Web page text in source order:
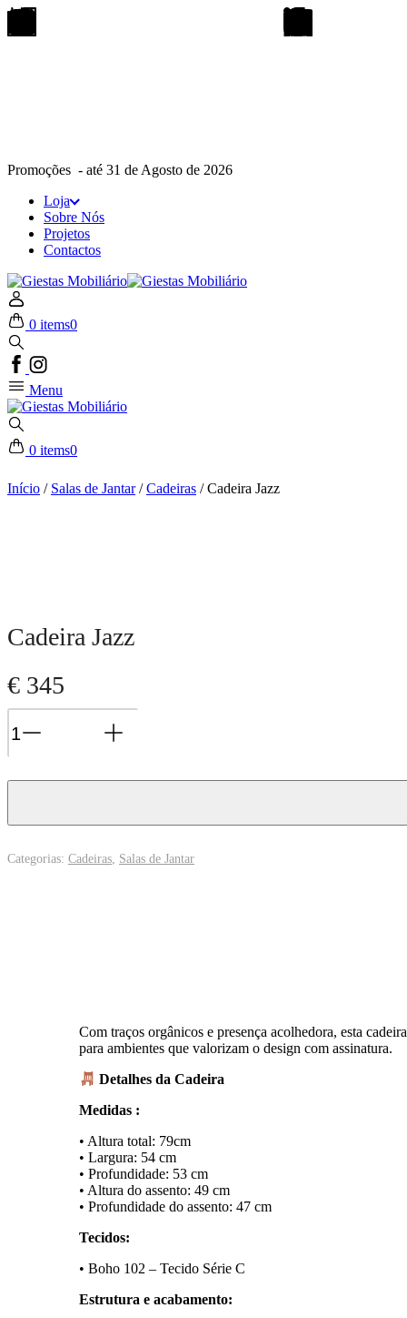
Promoções - até 31 de Agosto de 2026
Loja
Sobre Nós
Projetos
Contactos
0 items0
Menu
0 items0
Início / Salas de Jantar/Cadeiras /Cadeira Jazz
Cadeira Jazz
€ 345
Jazz
Categorias: Cadeiras, Salas de Jantar
Com traços orgânicos e presença acolhedora, esta
para ambientes que valorizam o design com assinatura.
Detalhes da Cadeira
Medidas :
• Altura total: 79cm
• Largura: 54 cm
• Profundidade: 53 cm
• Altura do assento: 49 cm
• Profundidade do assento: 47 cm
Tecidos:
• Boho 102 – Tecido Série C
Estrutura e acabamento: